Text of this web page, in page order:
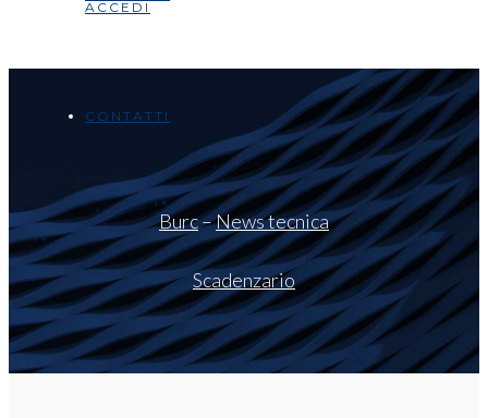
ACCEDI
CONTATTI
Burc–News tecnica
Scadenzario